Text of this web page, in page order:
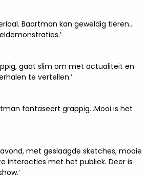
Baartman kan geweldig tieren...
gaat slim om met actualiteit en
te vertellen.’
fantaseert grappig…Mooi is het
met geslaagde sketches, mooie
interacties met het publiek. Deer is